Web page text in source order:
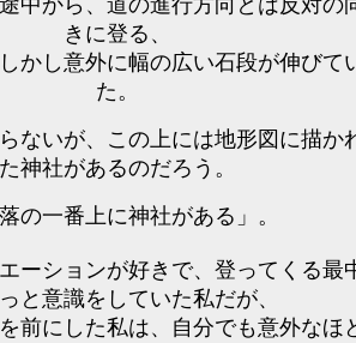
きに登る、
かし意外に幅の広い石段が伸びて
た。
ないが、この上には地形図に描か
た神社があるのだろう。
落の一番上に神社がある」。
ーションが好きで、登ってくる最
と意識をしていた私だが、
前にした私は、自分でも意外なほ